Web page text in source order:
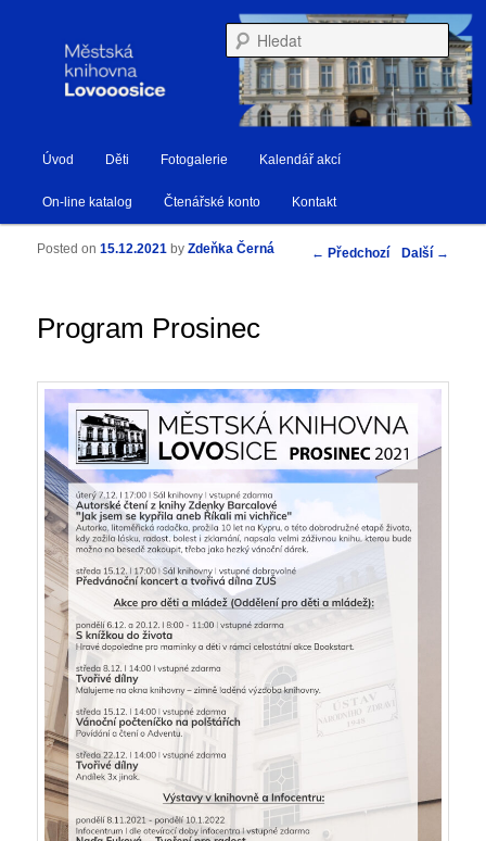
Knihovna Lovosice
Hlavní navigační menu
Přejít k hlavnímu obsahu webu
Přejít k obsahu postranního panelu
Úvod Děti Fotogalerie Kalendář akcí
On-line katalog Čtenářské konto Kontakt
Navigace pro příspěvky ← Předchozí Další →
Program Prosinec
Posted on15.12.2021 byZdeňka Černá